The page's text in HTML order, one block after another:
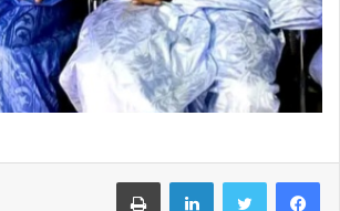
فيسبوك تويتر لينكدإن طباعة